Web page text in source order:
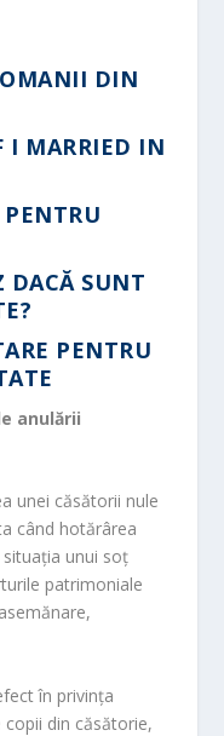
DIN
I MARRIED IN
DACĂ SUNT
PENTRU
anulării
unei căsătorii nule
când hotărârea
unui soţ
patrimoniale
în privinţa
din căsătorie,